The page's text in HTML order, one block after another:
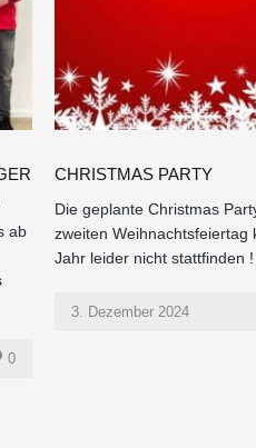
ab
0
CHRISTMAS PARTY
Die geplante Christmas
zweiten Weihnachtsfeiertag
Jahr leider nicht stattfinden !
3. Dezember 2024